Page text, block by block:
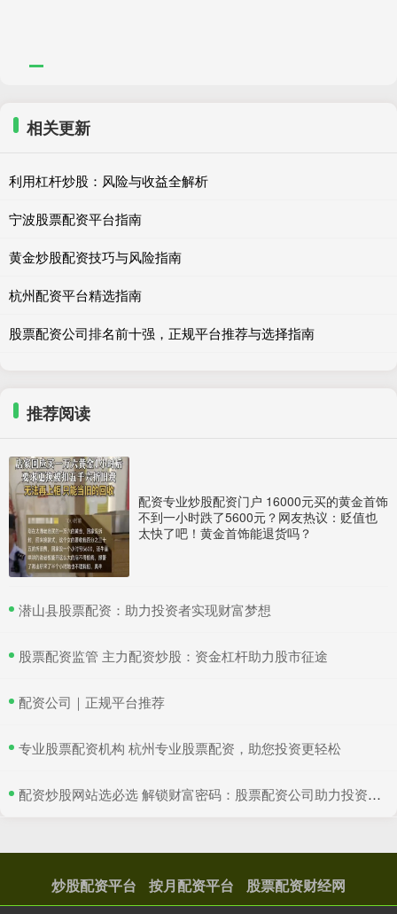
相关更新
利用杠杆炒股：风险与收益全解析
宁波股票配资平台指南
黄金炒股配资技巧与风险指南
杭州配资平台精选指南
股票配资公司排名前十强，正规平台推荐与选择指南
推荐阅读
配资专业炒股配资门户 16000元买的黄金首饰
不到一小时跌了5600元？网友热议：贬值也
太快了吧！黄金首饰能退货吗？
​潜山县股票配资：助力投资者实现财富梦想
​股票配资监管 主力配资炒股：资金杠杆助力股市征途
​配资公司｜正规平台推荐
​专业股票配资机构 杭州专业股票配资，助您投资更轻松
​配资炒股网站选必选 解锁财富密码：股票配资公司助力投资收益
炒股配资平台 按月配资平台 股票配资财经网